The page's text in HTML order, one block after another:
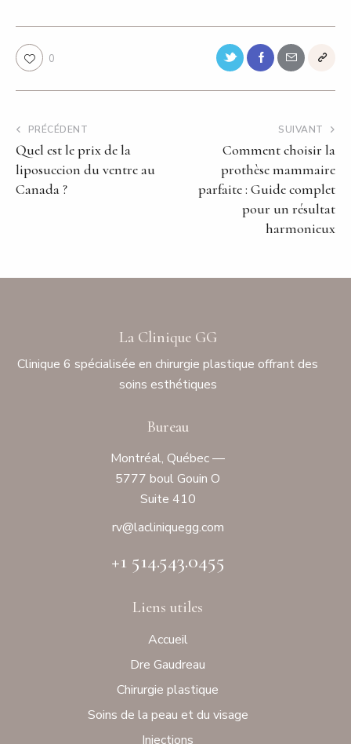
0
PRÉCÉDENT
Quel est le prix de la
liposuccion du ventre au
Canada ?
SUIVANT
Comment choisir la
prothèse mammaire
parfaite : Guide complet
pour un résultat
harmonieux
La Clinique GG
Clinique 6 spécialisée en chirurgie plastique offrant des
soins esthétiques
Bureau
Montréal, Québec —
5777 boul Gouin O
Suite 410
rv@lacliniquegg.com
+1 514.543.0455
Liens utiles
Accueil
Dre Gaudreau
Chirurgie plastique
Soins de la peau et du visage
Injections